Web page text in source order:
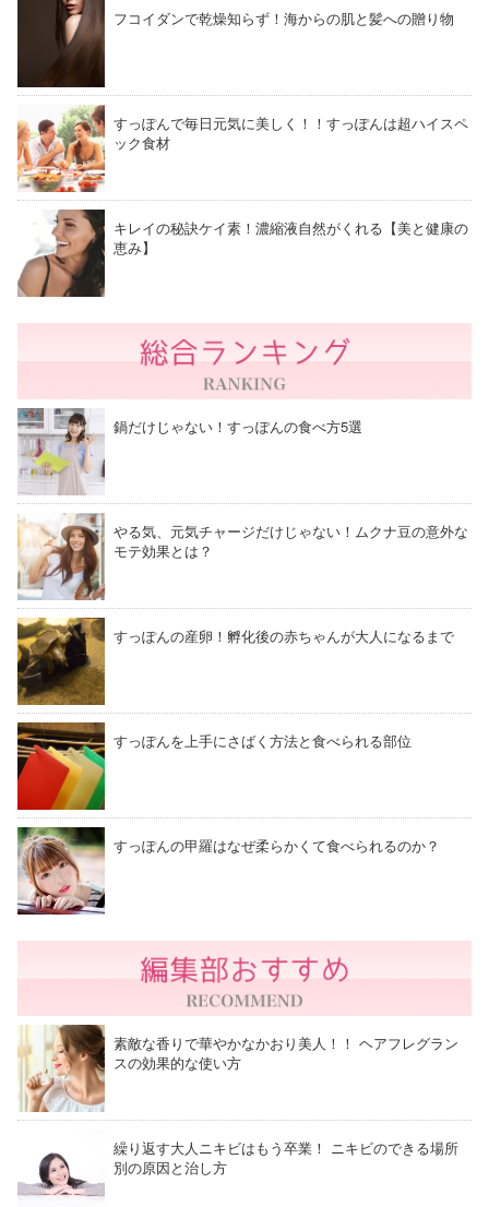
フコイダンで乾燥知らず！海からの肌と髪への贈り物
すっぽんで毎日元気に美しく！！すっぽんは超ハイスペ
ック食材
キレイの秘訣ケイ素！濃縮液自然がくれる【美と健康の
恵み】
鍋だけじゃない！すっぽんの食べ方5選
やる気、元気チャージだけじゃない！ムクナ豆の意外な
モテ効果とは？
すっぽんの産卵！孵化後の赤ちゃんが大人になるまで
すっぽんを上手にさばく方法と食べられる部位
すっぽんの甲羅はなぜ柔らかくて食べられるのか？
素敵な香りで華やかなかおり美人！！ ヘアフレグラン
スの効果的な使い方
繰り返す大人ニキビはもう卒業！ ニキビのできる場所
別の原因と治し方